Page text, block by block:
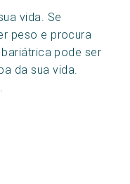
vida. Se
peso e procura
pode ser
da sua vida.